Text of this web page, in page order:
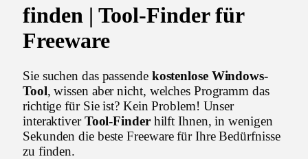
finden | Tool-Finder für
Freeware
Sie suchen das passende kostenlose Windows-
Tool, wissen aber nicht, welches Programm das
richtige für Sie ist? Kein Problem! Unser
interaktiverTool-Finderhilft Ihnen, in wenigen
Sekunden die beste Freeware für Ihre Bedürfnisse
zu finden.